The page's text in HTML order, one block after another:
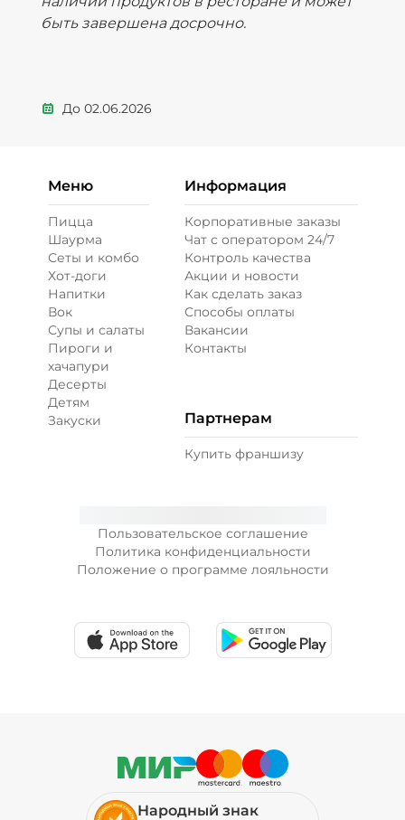
быть завершена досрочно.
До 02.06.2026
Пользовательское соглашение
Политика конфиденциальности
Положение о программе лояльности
Меню
Пицца
Шаурма
Сеты и комбо
Хот-доги
Напитки
Вок
Супы и салаты
Пироги и
хачапури
Десерты
Детям
Закуски
Информация
Корпоративные заказы
Чат с оператором 24/7
Контроль качества
Акции и новости
Как сделать заказ
Способы оплаты
Вакансии
Контакты
Партнерам
Купить франшизу
Народный знак